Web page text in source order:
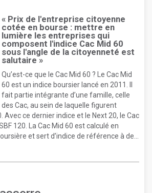
« Prix de l'entreprise citoyenne
cotée en bourse : mettre en
lumière les entreprises qui
composent l'indice Cac Mid 60
sous l'angle de la citoyenneté est
salutaire »
Qu’est-ce que le Cac Mid 60 ? Le Cac Mid
60 est un indice boursier lancé en 2011. Il
fait partie intégrante d’une famille, celle
des Cac, au sein de laquelle figurent
Avec ce dernier indice et le Next 20, le Cac
120. La Cac Mid 60 est calculé en
et sert d’indice de référence à de...